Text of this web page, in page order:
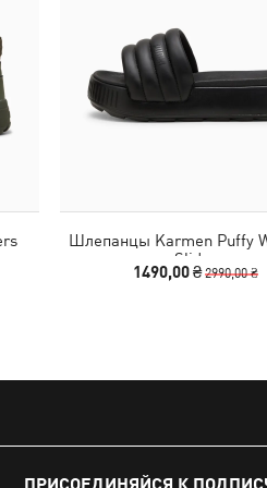
Шлепанцы Karmen Puffy
Slides
1490,00 ₴2990,00 ₴
ПРИСОЕДИНЯЙСЯ К